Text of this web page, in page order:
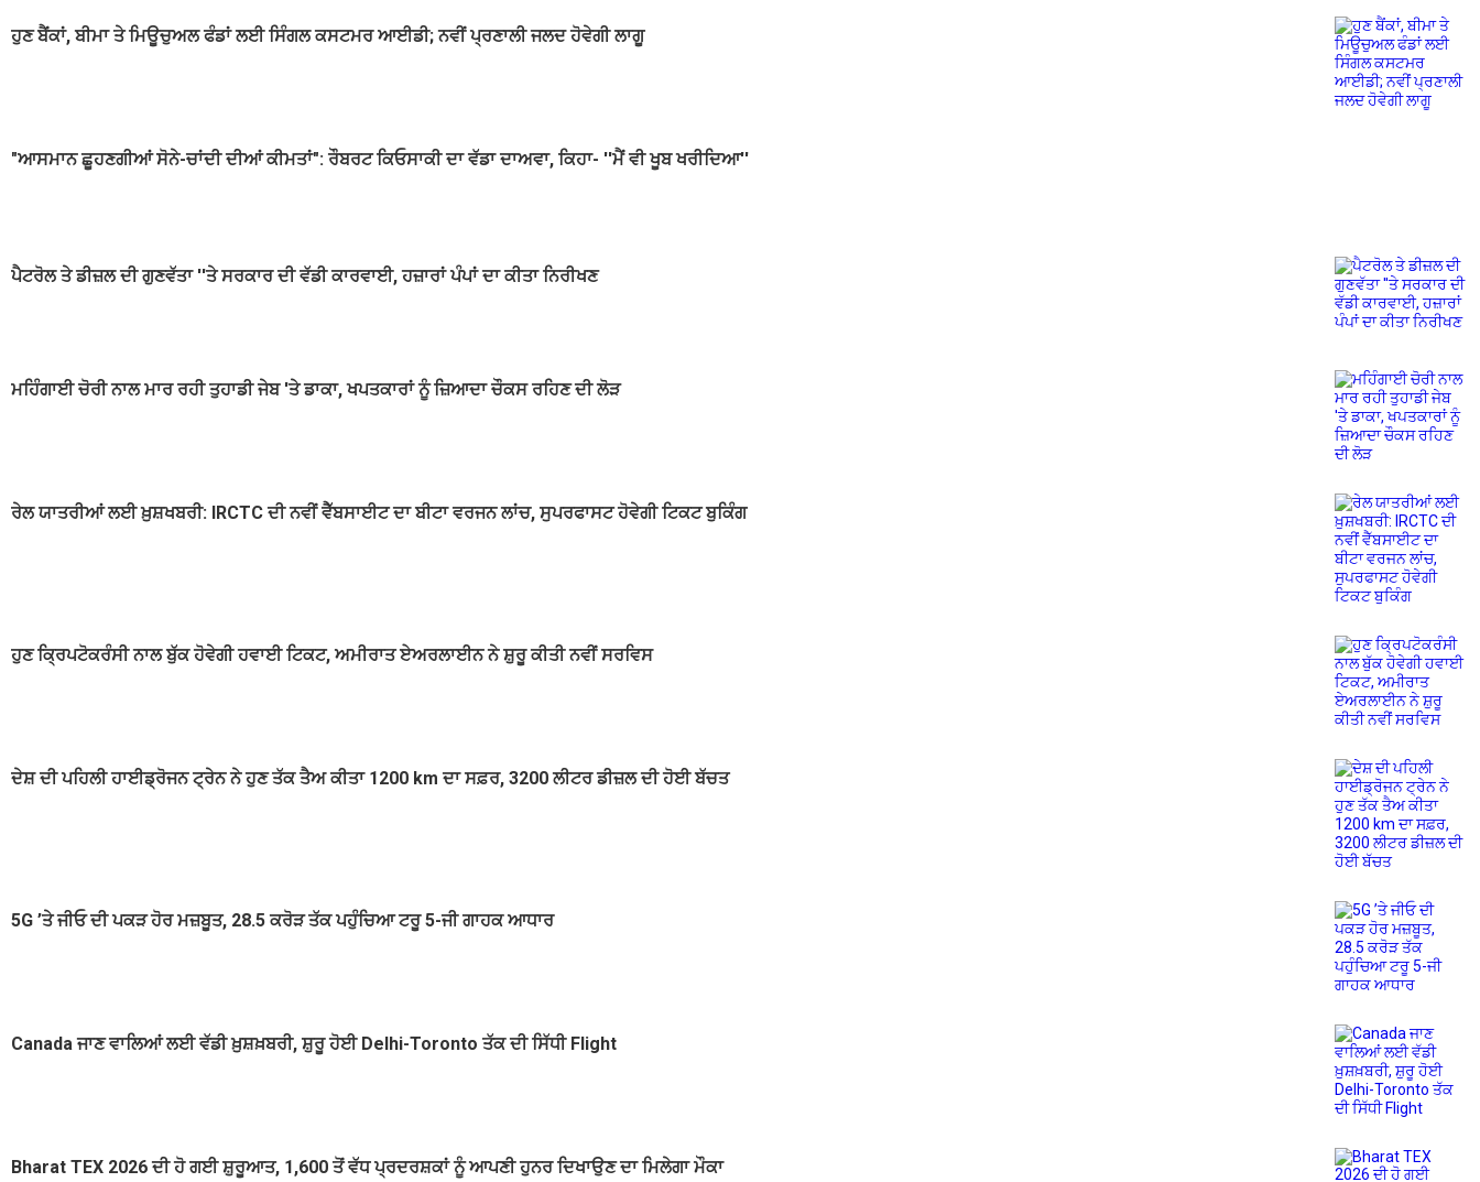
ਹੁਣ ਬੈਂਕਾਂ, ਬੀਮਾ ਤੇ ਮਿਊਚੁਅਲ ਫੰਡਾਂ ਲਈ ਸਿੰਗਲ ਕਸਟਮਰ ਆਈਡੀ; ਨਵੀਂ ਪ੍ਰਣਾਲੀ ਜਲਦ ਹੋਵੇਗੀ ਲਾਗੂ
"ਆਸਮਾਨ ਛੂਹਣਗੀਆਂ ਸੋਨੇ-ਚਾਂਦੀ ਦੀਆਂ ਕੀਮਤਾਂ": ਰੌਬਰਟ ਕਿਓਸਾਕੀ ਦਾ ਵੱਡਾ ਦਾਅਵਾ, ਕਿਹਾ- ''ਮੈਂ ਵੀ ਖੂਬ ਖਰੀਦਿਆ''
ਪੈਟਰੋਲ ਤੇ ਡੀਜ਼ਲ ਦੀ ਗੁਣਵੱਤਾ ''ਤੇ ਸਰਕਾਰ ਦੀ ਵੱਡੀ ਕਾਰਵਾਈ, ਹਜ਼ਾਰਾਂ ਪੰਪਾਂ ਦਾ ਕੀਤਾ ਨਿਰੀਖਣ
ਮਹਿੰਗਾਈ ਚੋਰੀ ਨਾਲ ਮਾਰ ਰਹੀ ਤੁਹਾਡੀ ਜੇਬ 'ਤੇ ਡਾਕਾ, ਖਪਤਕਾਰਾਂ ਨੂੰ ਜ਼ਿਆਦਾ ਚੌਕਸ ਰਹਿਣ ਦੀ ਲੋੜ
ਰੇਲ ਯਾਤਰੀਆਂ ਲਈ ਖ਼ੁਸ਼ਖਬਰੀ: IRCTC ਦੀ ਨਵੀਂ ਵੈੱਬਸਾਈਟ ਦਾ ਬੀਟਾ ਵਰਜਨ ਲਾਂਚ, ਸੁਪਰਫਾਸਟ ਹੋਵੇਗੀ ਟਿਕਟ ਬੁਕਿੰਗ
ਹੁਣ ਕ੍ਰਿਪਟੋਕਰੰਸੀ ਨਾਲ ਬੁੱਕ ਹੋਵੇਗੀ ਹਵਾਈ ਟਿਕਟ, ਅਮੀਰਾਤ ਏਅਰਲਾਈਨ ਨੇ ਸ਼ੁਰੂ ਕੀਤੀ ਨਵੀਂ ਸਰਵਿਸ
ਦੇਸ਼ ਦੀ ਪਹਿਲੀ ਹਾਈਡ੍ਰੋਜਨ ਟ੍ਰੇਨ ਨੇ ਹੁਣ ਤੱਕ ਤੈਅ ਕੀਤਾ 1200 km ਦਾ ਸਫ਼ਰ, 3200 ਲੀਟਰ ਡੀਜ਼ਲ ਦੀ ਹੋਈ ਬੱਚਤ
5G ’ਤੇ ਜੀਓ ਦੀ ਪਕੜ ਹੋਰ ਮਜ਼ਬੂਤ, 28.5 ਕਰੋੜ ਤੱਕ ਪਹੁੰਚਿਆ ਟਰੂ 5-ਜੀ ਗਾਹਕ ਆਧਾਰ
Canada ਜਾਣ ਵਾਲਿਆਂ ਲਈ ਵੱਡੀ ਖ਼ੁਸ਼ਖ਼ਬਰੀ, ਸ਼ੁਰੂ ਹੋਈ Delhi-Toronto ਤੱਕ ਦੀ ਸਿੱਧੀ Flight
Bharat TEX 2026 ਦੀ ਹੋ ਗਈ ਸ਼ੁਰੂਆਤ, 1,600 ਤੋਂ ਵੱਧ ਪ੍ਰਦਰਸ਼ਕਾਂ ਨੂੰ ਆਪਣੀ ਹੁਨਰ ਦਿਖਾਉਣ ਦਾ ਮਿਲੇਗਾ ਮੌਕਾ